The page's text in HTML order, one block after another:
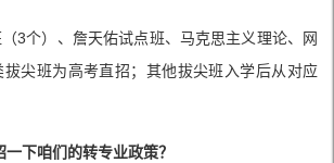
3个）、詹天佑试点班、马克思主义理论、网
尖班为高考直招；其他拔尖班入学后从对应
下咱们的转专业政策？